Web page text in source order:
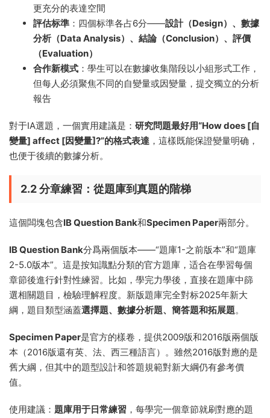
更充分的表達空間
評估标準 ：四個标準各占6分——設計（Design）、數據
分析（Data Analysis）、結論（Conclusion）、評價
（Evaluation）
合作新模式 ：學生可以在數據收集階段以小組形式工作，
但每人必須聚焦不同的自變量或因變量，提交獨立的分析
報告
對于IA選題，一個實用建議是： 研究問題最好用“How does [自
變量] affect [因變量]?”的格式表達 ，這樣既能保證變量明确，
也便于後續的數據分析。
2.2 分章練習：從題庫到真題的階梯
這個闆塊包含IB Question Bank和Specimen Paper兩部分。
IB Question Bank分爲兩個版本——“題庫1-之前版本”和“題庫
2-5.0版本”。這是按知識點分類的官方題庫，适合在學習每個
章節後進行針對性練習。比如，學完力學後，直接在題庫中篩
選相關題目，檢驗理解程度。新版題庫完全對标2025年新大
綱，題目類型涵蓋選擇題、數據分析題、簡答題和拓展題。
Specimen Paper是官方的樣卷，提供2009版和2016版兩個版
本（2016版還有英、法、西三種語言）。雖然2016版對應的是
舊大綱，但其中的題型設計和答題規範對新大綱仍有參考價
值。
使用建議： 題庫用于日常練習 ，每學完一個章節就刷對應的題